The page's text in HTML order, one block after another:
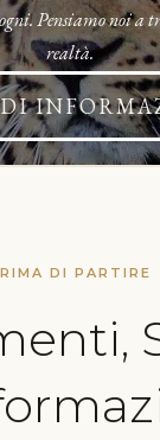
Pensiamo noi
realtà.
DI PARTIRE